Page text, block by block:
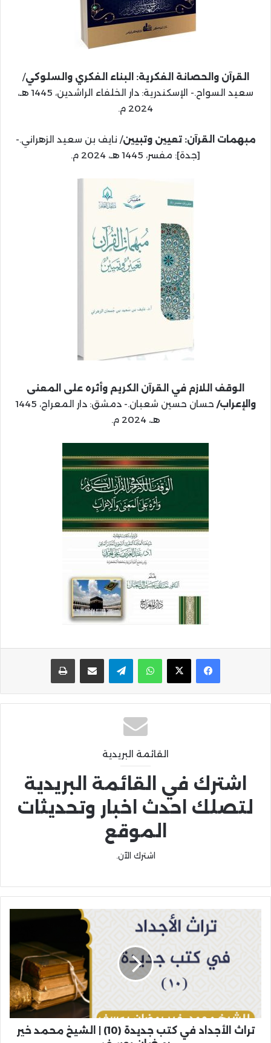
القرآن والحصانة الفكرية: البناء الفكري والسلوكي/
سعيد السواح.- الإسكندرية: دار الخلفاء الراشدين، 1445 هـ،
2024 م.
مبهمات القرآن: تعيين وتبيين/ نايف بن سعيد الزهراني.-
[جدة]: مفسر، 1445 هـ، 2024 م.
الوقف اللازم في القرآن الكريم وأثره على المعنى
والإعراب/
حسان حسين شعبان.- دمشق: دار المعراج، 1445
هـ، 2024 م.
واتساب تيلقرام مشاركة عبر البريد
القائمة البريدية
اشترك في القائمة البريدية
لتصلك احدث اخبار وتحديثات
الموقع
اشترك الآن.
تراث الأجداد في كتب جديدة (10) | الشيخ محمد خير